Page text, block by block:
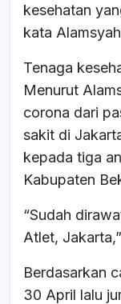
kesehatan
kata
Tenaga
Menurut
corona dari
sakit di
kepada tiga
Kabupaten
“Sudah
Atlet,
Berdasarkan
30 April lalu